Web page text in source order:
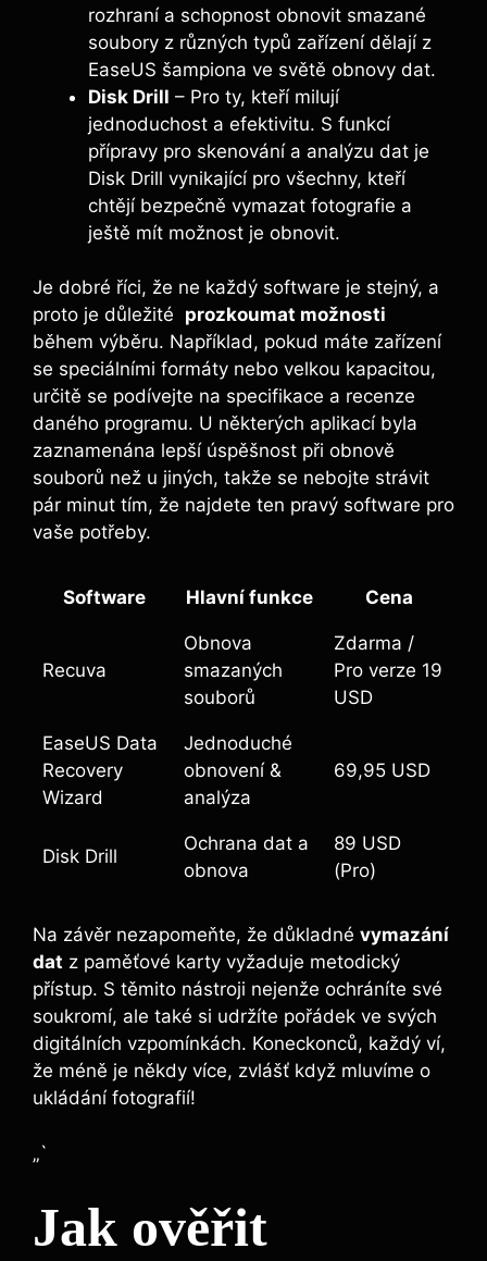
rozhraní a schopnost obnovit smazané
soubory z různých typů zařízení ‌dělají z
EaseUS⁣ šampiona ve světě obnovy dat.
Disk ‌Drill – ⁤Pro ty, kteří milují
jednoduchost a efektivitu. S ​funkcí
přípravy⁣ pro skenování ‌a analýzu dat​ je
Disk Drill vynikající ⁤pro všechny,⁣ kteří
chtějí bezpečně vymazat fotografie a
ještě mít‌ možnost ⁢je obnovit.
Je dobré říci, že ne‍ každý software je stejný, a
proto⁤ je důležité ⁢ prozkoumat možnosti
během výběru. Například, pokud máte zařízení
se speciálními formáty nebo velkou kapacitou,
určitě se podívejte ⁣na specifikace a recenze
daného programu. ‌U některých aplikací byla
zaznamenána⁢ lepší úspěšnost při obnově⁤
souborů než u jiných, takže se nebojte strávit
pár minut tím, že najdete ten pravý software pro
vaše potřeby.
Software Hlavní​ funkce Cena
Recuva
Obnova
smazaných
souborů
Zdarma /​
Pro verze 19
USD
EaseUS Data
‌Recovery
Wizard
Jednoduché
obnovení &
analýza
69,95 USD
Disk Drill
Ochrana‍ dat a
obnova
89⁢ USD
(Pro)
Na závěr nezapomeňte, ⁤že důkladné vymazání
dat ⁤z paměťové karty ⁣vyžaduje​ metodický
přístup. S těmito nástroji⁣ nejenže ochráníte své
soukromí, ale‍ také si ⁤udržíte pořádek ve‌ svých
‍digitálních vzpomínkách. Koneckonců, každý⁢ ví,​
že méně je někdy více,⁣ zvlášť když‌ mluvíme o
ukládání fotografií!
„`
Jak⁤ ověřit